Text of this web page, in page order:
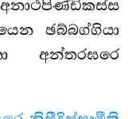
ඡබ්බග්ගියා
අන්තරඝරෙ